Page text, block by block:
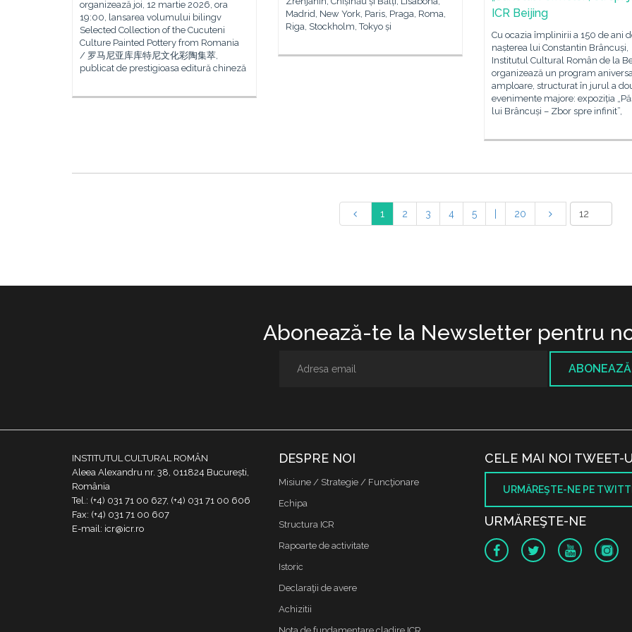
Madrid, New York, Paris, Praga, Roma,
Riga, Stockholm, Tokyo și
organizează joi, 12 martie 2026, ora
19:00, lansarea volumului bilingv
Selected Collection of the Cucuteni
Culture Painted Pottery from Romania
/ 罗马尼亚库库特尼文化彩陶集萃,
publicat de prestigioasa editură chineză
ICR Beijing
Cu ocazia împlinirii a 150 de ani
nașterea lui Constantin Brâncuși,
Institutul Cultural Român de la
organizează un program
amploare, structurat în jurul a
evenimente majore: expoziția
lui Brâncuși – Zbor spre infinit”,
1 2 3 4 5 20
Abonează-te la Newsletter pentru
INSTITUTUL CULTURAL ROMÂN
Aleea Alexandru nr. 38, 011824 București,
România
Tel.: (+4) 031 71 00 627, (+4) 031 71 00 606
Fax: (+4) 031 71 00 607
E-mail: icr@icr.ro
DESPRE NOI
Misiune / Strategie / Funcţionare
Echipa
Structura ICR
Rapoarte de activitate
Istoric
Declaraţii de avere
Achizitii
CELE MAI NOI TWEET-
URMĂREŞTE-NE PE
URMĂREŞTE-NE